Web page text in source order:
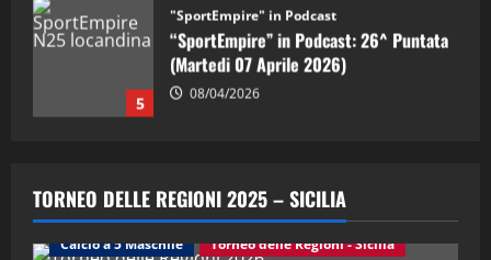
1
"SportEmpire" in Podcast
“SportEmpire” in Podcast: 30^ Puntata
(Martedi 05 Maggio 2026)
08/05/2026
2
“SportEmpire” in Podcast: 29^ Puntata
(Martedi 28 Aprile 2026)
TORNEO DELLE REGIONI 2025 – SICILIA
Calcio a 5 Maschile Torneo delle Regioni - Sicilia